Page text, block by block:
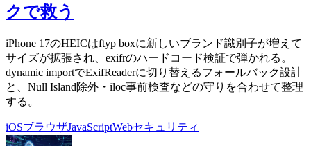
クで救う
iPhone 17のHEICはftyp boxに新しいブランド識別子が増えて
サイズが拡張され、exifrのハードコード検証で弾かれる。
dynamic importでExifReaderに切り替えるフォールバック設計
と、Null Island除外・iloc事前検査などの守りを合わせて整理
する。
iOSブラウザJavaScriptWebセキュリティ